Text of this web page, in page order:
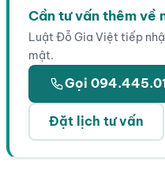
Cần tư vấn thêm về
Luật Đỗ Gia Việt tiếp
mật.
Gọi
Đặt lịch tư vấn